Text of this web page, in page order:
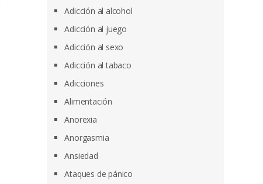
Adicción al alcohol
Adicción al juego
Adicción al sexo
Adicción al tabaco
Adicciones
Alimentación
Anorexia
Anorgasmia
Ansiedad
Ataques de pánico